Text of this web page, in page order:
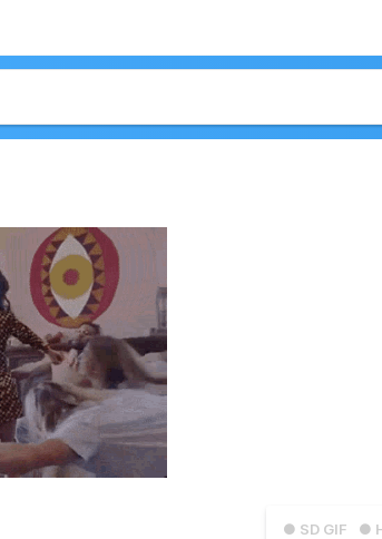
● SD GIF ●